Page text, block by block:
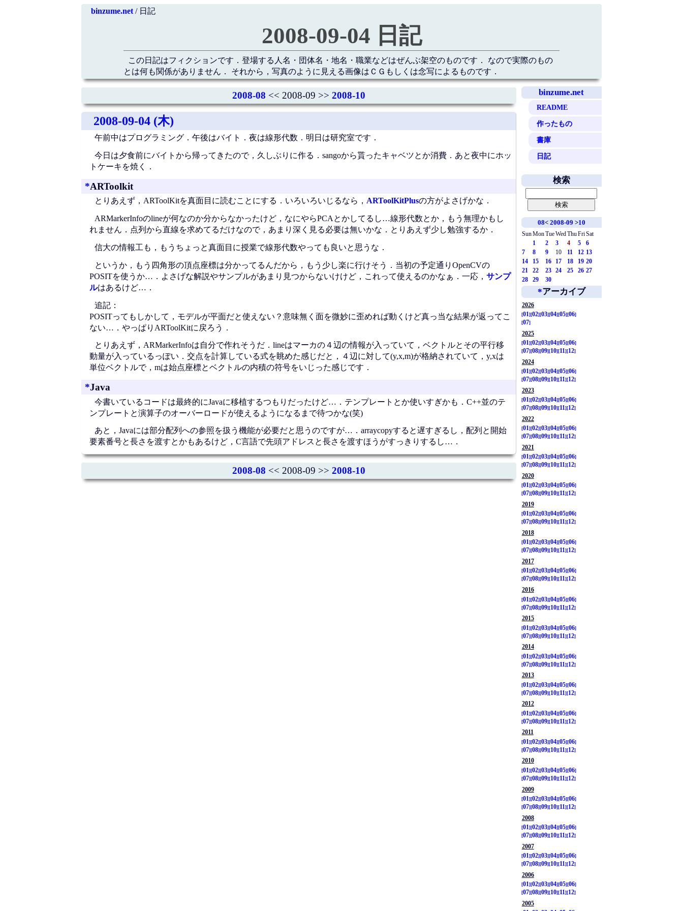
binzume.net/ 日記
2008-09-04 日記
この日記はフィクションです．登場する人名・団体名・地名・職業などはぜんぶ架空のものです． なので実際のもの
とは何も関係がありません． それから，写真のように見える画像はＣＧもしくは念写によるものです．
binzume.net
README
作ったもの
書庫
日記
2008-08 << 2008-09 >> 2008-10
2008-09-04 (木)
午前中はプログラミング．午後はバイト．夜は線形代数．明日は研究室です．
今日は夕食前にバイトから帰ってきたので，久しぶりに作る．sangoから貰ったキャベツとか消費．あと夜中にホッ
トケーキを焼く．
*ARToolkit
とりあえず，ARToolKitを真面目に読むことにする．いろいろいじるなら， ARToolKitPlusの方がよさげかな．
ARMarkerInfoのlineが何なのか分からなかったけど，なにやらPCAとかしてるし…線形代数とか，もう無理かもし
れません．点列から直線を求めてるだけなので，あまり深く見る必要は無いかな．とりあえず少し勉強するか．
信大の情報工も，もうちょっと真面目に授業で線形代数やっても良いと思うな．
というか，もう四角形の頂点座標は分かってるんだから，もう少し楽に行けそう．当初の予定通りOpenCVの
POSITを使うか…．よさげな解説やサンプルがあまり見つからないけけど，これって使えるのかなぁ．一応， サンプ
ルはあるけど…．
追記：
POSITってもしかして，モデルが平面だと使えない？意味無く面を微妙に歪めれば動くけど真っ当な結果が返ってこ
ない…．やっぱりARToolKitに戻ろう．
とりあえず，ARMarkerInfoは自分で作れそうだ．lineはマーカの４辺の情報が入っていて，ベクトルとその平行移
動量が入っているっぽい．交点を計算している式を眺めた感じだと，４辺に対して(y,x,m)が格納されていて，y,xは
単位ベクトルで，mは始点座標とベクトルの内積の符号をいじった感じです．
*Java
今書いているコードは最終的にJavaに移植するつもりだったけど…．テンプレートとか使いすぎかも．C++並のテ
ンプレートと演算子のオーバーロードが使えるようになるまで待つかな(笑)
あと，Javaには部分配列への参照を扱う機能が必要だと思うのですが…．arraycopyすると遅すぎるし，配列と開始
要素番号と長さを渡すとかもあるけど，C言語で先頭アドレスと長さを渡すほうがすっきりするし…．
2008-08 << 2008-09 >> 2008-10
検索
08< 2008-09 >10
SunMonTueWed ThuFriSat
1
2 3 4 5
6
7
8 9 10 11 12 13
14
15 16 17 18 19 20
21
22 23 24 25 26 27
28
29 30
*アーカイブ
2026
01
02 03 04 05 06
07
2025
01
02 03 04 05 06
07 08 09 10 11
12
2024
01
02 03 04 05 06
07 08 09 10 11
12
2023
01
02 03 04 05 06
07 08 09 10 11
12
2022
01
02 03 04 05 06
07 08 09 10 11
12
2021
01
02 03 04 05 06
07 08 09 10 11
12
2020
01
02 03 04 05 06
07 08 09 10 11
12
2019
01
02 03 04 05 06
07 08 09 10 11
12
2018
01 02 03 04 05 06
07 08 09 10 11 12
2017
01 02 03 04 05 06
07 08 09 10 11 12
2016
01
02 03 04 05 06
07 08 09 10 11
12
2015
01
02 03 04 05 06
07 08 09 10 11
12
2014
01
02 03 04 05 06
07 08 09 10 11
12
2013
01
02 03 04 05 06
07 08 09 10 11
12
2012
01
02 03 04 05 06
07 08 09 10 11
12
2011
01
02 03 04 05 06
07 08 09 10 11
12
2010
01
02 03 04 05 06
07 08 09 10 11
12
2009
01
02 03 04 05 06
07 08 09 10 11
12
2008
01
02 03 04 05 06
07 08 09 10 11
12
2007
01
02 03 04 05 06
07 08 09 10 11
12
2006
01
02 03 04 05 06
07 08 09 10 11
12
2005